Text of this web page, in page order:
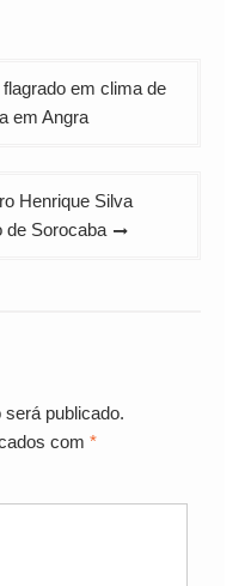
em clima de
em Angra
Henrique Silva
de Sorocaba
publicado.
com *